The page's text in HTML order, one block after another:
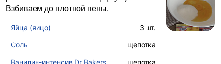
Взбиваем до плотной пены.
Яйца (яицо) 3 шт.
Соль щепотка
Ванилин-интенсив Dr Bakers щепотка